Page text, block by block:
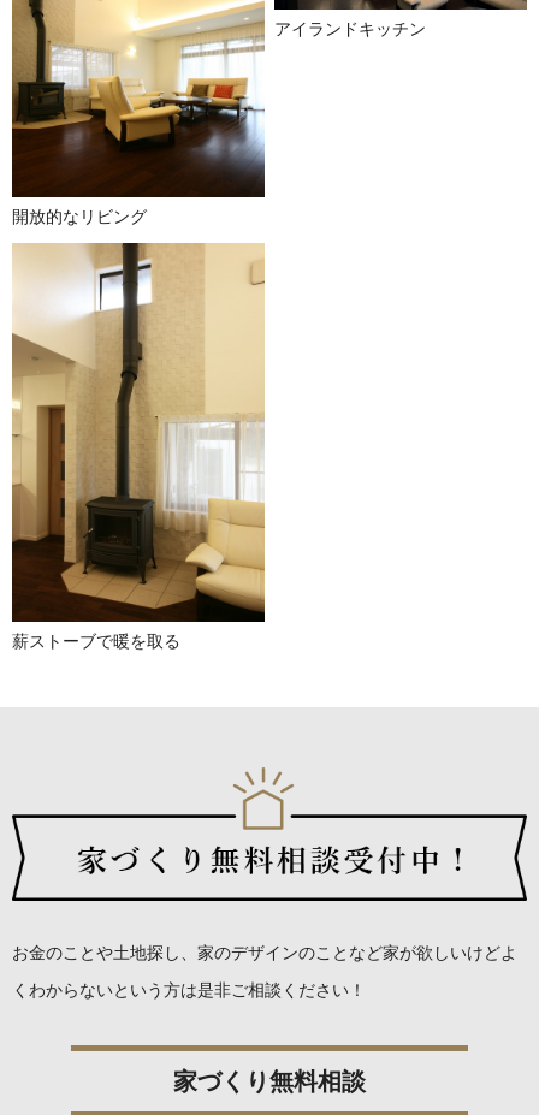
開放的なリビング
アイランドキッチン
薪ストーブで暖を取る
お金のことや土地探し、家のデザインのことなど家が欲しいけどよ
くわからないという方は是非ご相談ください！
家づくり無料相談